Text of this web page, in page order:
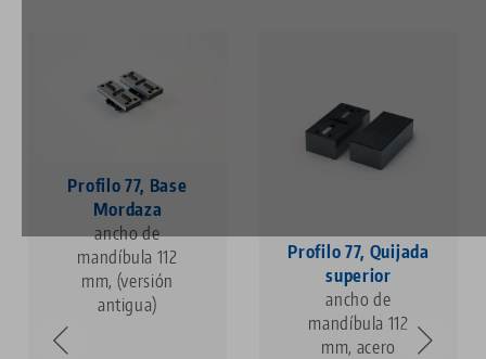
Profilo 77, Base
Mordaza
ancho de
mandíbula 112
mm, (versión
antigua)
Profilo 77, Quijada
superior
ancho de
mandíbula 112
mm, acero